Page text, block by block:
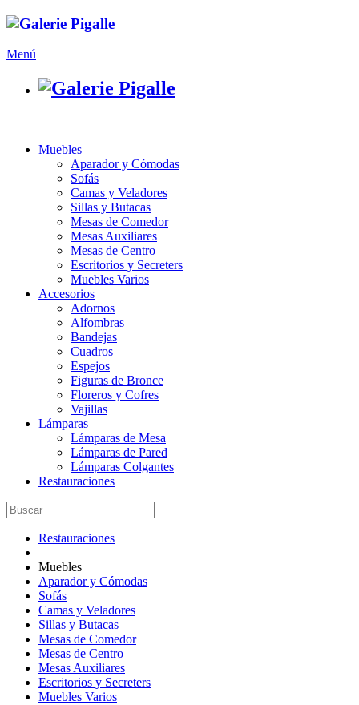
Menú
Muebles
Aparador y Cómodas
Sofás
Camas y Veladores
Sillas y Butacas
Mesas de Comedor
Mesas Auxiliares
Mesas de Centro
Escritorios y Secreters
Muebles Varios
Accesorios
Adornos
Alfombras
Bandejas
Cuadros
Espejos
Figuras de Bronce
Floreros y Cofres
Vajillas
Lámparas
Lámparas de Mesa
Lámparas de Pared
Lámparas Colgantes
Restauraciones
Restauraciones
Muebles
Aparador y Cómodas
Sofás
Camas y Veladores
Sillas y Butacas
Mesas de Comedor
Mesas de Centro
Mesas Auxiliares
Escritorios y Secreters
Muebles Varios